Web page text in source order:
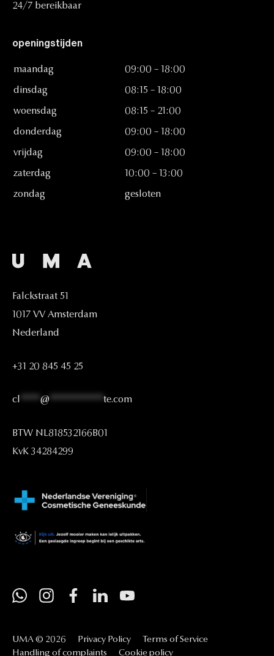
24/7 bereikbaar
openingstijden
maandag 09:00 – 18:00
dinsdag 08:15 – 18:00
woensdag 08:15 – 21:00
donderdag 09:00 – 18:00
vrijdag 09:00 – 18:00
zaterdag 10:00 – 13:00
zondag gesloten
Falckstraat 51
1017 VV Amsterdam
Nederland
+31 20 845 45 25
cl **** @ ***********te.com
BTW NL818532166B01
KvK 34284299
UMA © 2026 Privacy Policy Terms of Service
Handling of complaints Cookie policy